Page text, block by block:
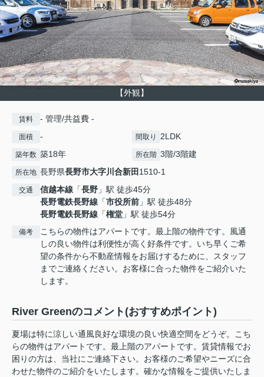
【外観】
賃料 - 管理/共益費 -
面積 - 間取り 2LDK
築年数 築18年 所在階 3階/3階建
所在地 長野県長野市大字川合新田 1510-1
交通 信越本線 「長野 」駅 徒歩45分
長野電鉄長野線 「市役所前 」駅 徒歩48分
長野電鉄長野線 「権堂 」駅 徒歩54分
備考
こちらの物件はアパートです。最上階の物件です。風通
しの良い物件は利便性が高く好条件です。いち早くご希
望の条件から不動産情報をお届けするために、スタッフ
までご連絡ください。お客様に合った物件をご紹介いた
します。
River Greenのコメント(おすすめポイント)
夏場は特に涼しい通風良好な環境の良い快適空間をどうぞ。こち
らの物件はアパートです。最上階のアパートです。賃貸情報でお
困りの方は、当社にご連絡下さい。お客様のご希望やニーズに合
わせた物件のご紹介をいたします。確かな情報をご提供いたしま